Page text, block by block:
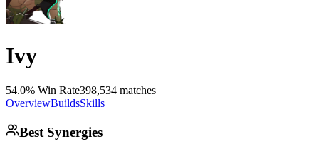
Ivy
54.0% Win Rate398,534 matches
OverviewBuildsSkills
Best Synergies